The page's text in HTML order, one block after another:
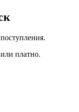
платно.